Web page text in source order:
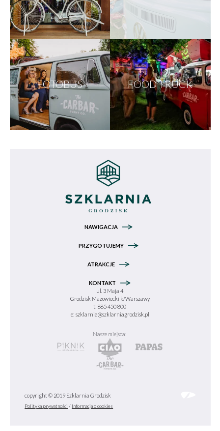
FOTOBUS FOOD TRUCK
NAWIGACJA
PRZYGOTUJEMY
ATRAKCJE
KONTAKT
ul. 3 Maja 4
Grodzisk Mazowiecki k/Warszawy
t: 885 450 800
e: szklarnia@szklarniagrodzisk.pl
Nasze miejsca:
copyright © 2019 Szklarnia Grodzisk
Polityka prywatności / Informacja o cookies